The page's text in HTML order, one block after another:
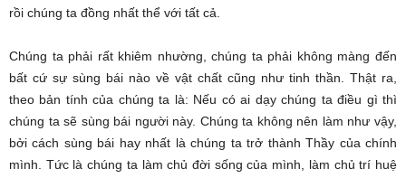
rồi chúng ta đồng nhất thể với tất cả.
Chúng ta phải rất khiêm nhường, chúng ta phải không màng đến
bất cứ sự sùng bái nào về vật chất cũng như tinh thần. Thật ra,
theo bản tính của chúng ta là: Nếu có ai dạy chúng ta điều gì thì
chúng ta sẽ sùng bái người này. Chúng ta không nên làm như vậy,
bởi cách sùng bái hay nhất là chúng ta trở thành Thầy của chính
mình. Tức là chúng ta làm chủ đời sống của mình, làm chủ trí huệ